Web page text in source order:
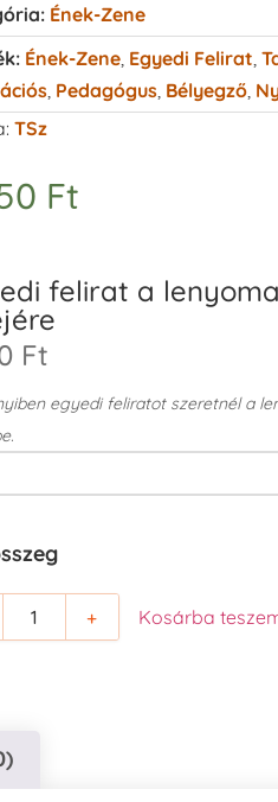
Ének-Zene
Ének-Zene, Egyedi Felirat
, Pedagógus, Bélyegző,
TSz
Ft
felirat a
Ft
egyedi feliratot szeretnél a
+ Kosárba